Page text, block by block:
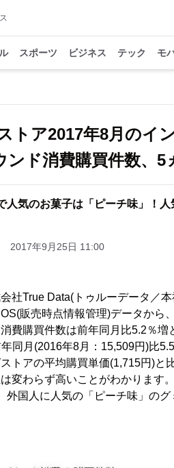
スポーツ ビジネス テック モ
トア2017年8月のイ
ンド消費購買件数、5
人気のお菓子は「ピーチ味」！
2017年9月25日 11:00
社True Data(トゥルーデータ／
販売時点情報管理)データから
費購買件数は前年同月比5.2％増
同月(2016年8月：15,509円)比
トアの平均購買単価(1,715円)と
変わらず高いことがわかります
外国人に人気の「ピーチ味」の